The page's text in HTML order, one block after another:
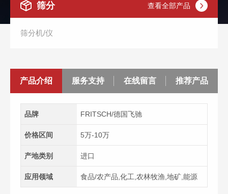
筛分 查看全部产品
筛分机/仪
产品介绍 服务支持 在线留言 推荐产品
品牌 FRITSCH/德国飞驰
价格区间 5万-10万
产地类别 进口
应用领域 食品/农产品,化工,农林牧渔,地矿,能源